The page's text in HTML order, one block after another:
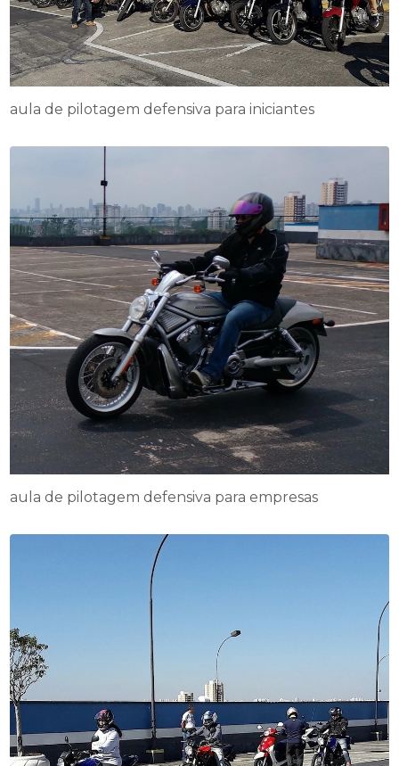
aula de pilotagem defensiva para iniciantes
aula de pilotagem defensiva para empresas